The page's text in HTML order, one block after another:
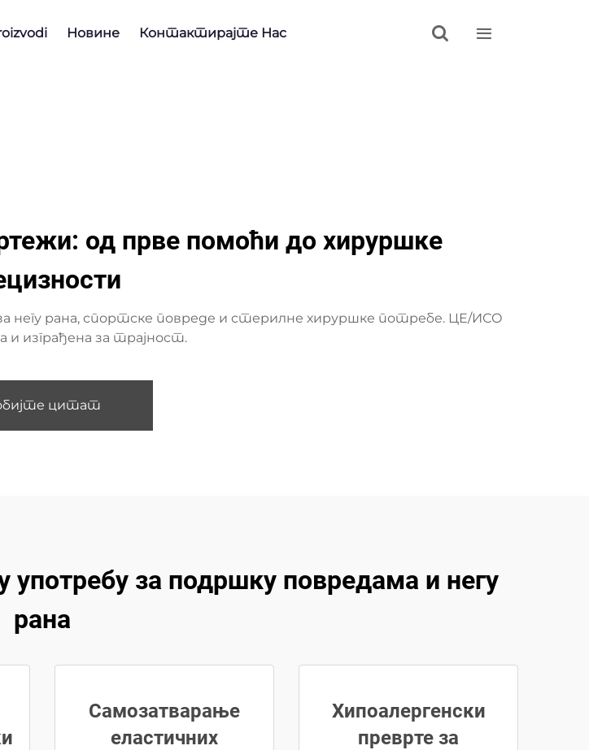
Новине Контактирајте Нас  
од прве помоћи до хируршке
негу рана, спортске повреде и стерилне хируршке потребе. ЦЕ/ИСО
и изграђена за трајност.
цитат
употребу за подршку повредама и негу
рана
Самозатварање
еластичних
Хипоалергенски
преврте за